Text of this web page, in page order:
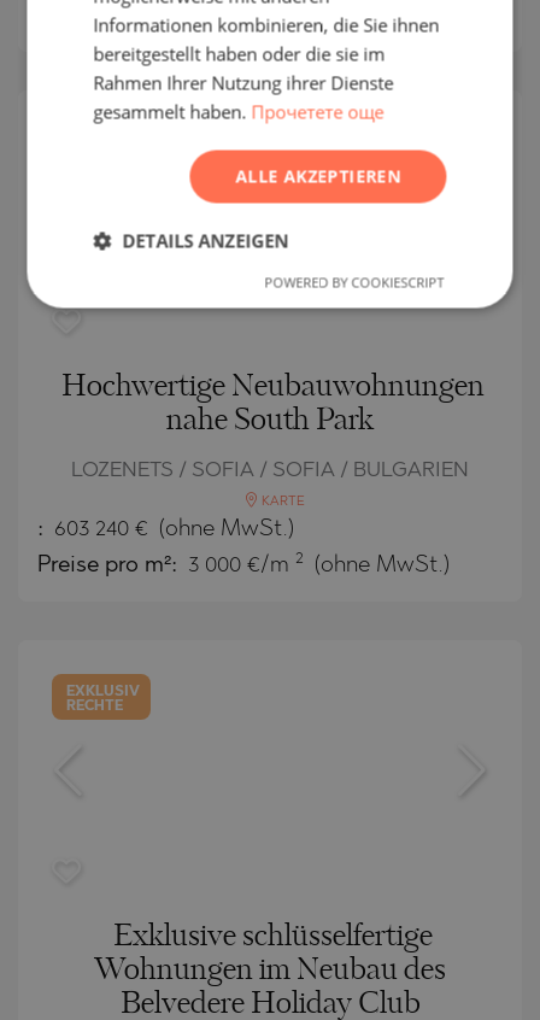
MwSt.)
Hochwertige Neubauwohnungen
nahe South Park
LOZENETS / SOFIA / SOFIA / BULGARIEN
KARTE
: 603 240 € (ohne MwSt.)
Preise pro m²: 3 000 €/m 2 (ohne MwSt.)
EXKLUSIV
RECHTE
Exklusive schlüsselfertige
Wohnungen im Neubau des
Belvedere Holiday Club
ROMANIAN
Informationen kombinieren, die Sie ihnen
bereitgestellt haben oder die sie im
Rahmen Ihrer Nutzung ihrer Dienste
gesammelt haben. Прочетете още
ALLE AKZEPTIEREN
DETAILS ANZEIGEN
POWERED BY COOKIESCRIPT